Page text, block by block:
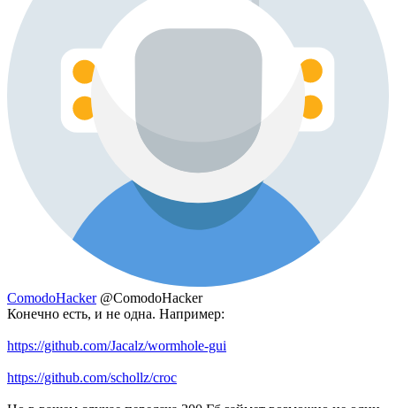
ComodoHacker @ComodoHacker
Конечно есть, и не одна. Например:
https://github.com/Jacalz/wormhole-gui
https://github.com/schollz/croc